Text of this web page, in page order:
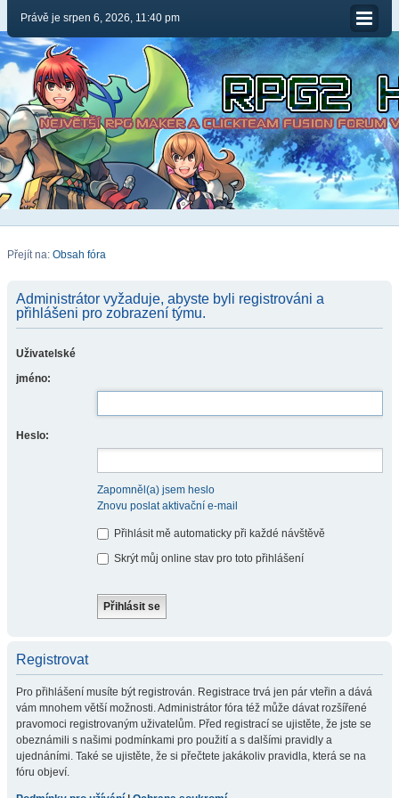
Právě je srpen 6, 2026, 11:40 pm
Přejít na: Obsah fóra
Administrátor vyžaduje, abyste byli registrováni a
přihlášeni pro zobrazení týmu.
Uživatelské
jméno:
Heslo:
Zapomněl(a) jsem heslo
Znovu poslat aktivační e-mail
Přihlásit mě automaticky při každé návštěvě
Skrýt můj online stav pro toto přihlášení
Registrovat
Pro přihlášení musíte být registrován. Registrace trvá jen pár vteřin a dává
vám mnohem větší možnosti. Administrátor fóra též může dávat rozšířené
pravomoci registrovaným uživatelům. Před registrací se ujistěte, že jste se
obeznámili s našimi podmínkami pro použití a s dalšími pravidly a
ujednáními. Také se ujistěte, že si přečtete jakákoliv pravidla, která se na
fóru objeví.